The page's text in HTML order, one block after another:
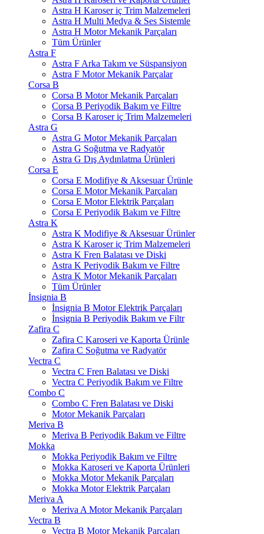
Astra H Karoser iç Trim Malzemeleri
Astra H Multi Medya & Ses Sistemle
Astra H Motor Mekanik Parçaları
Tüm Ürünler
Astra F
Astra F Arka Takım ve Süspansiyon
Astra F Motor Mekanik Parçalar
Corsa B
Corsa B Motor Mekanik Parçaları
Corsa B Periyodik Bakım ve Filtre
Corsa B Karoser iç Trim Malzemeleri
Astra G
Astra G Motor Mekanik Parçaları
Astra G Soğutma ve Radyatör
Astra G Dış Aydınlatma Ürünleri
Corsa E
Corsa E Modifiye & Aksesuar Ürünle
Corsa E Motor Mekanik Parçaları
Corsa E Motor Elektrik Parçaları
Corsa E Periyodik Bakım ve Filtre
Astra K
Astra K Modifiye & Aksesuar Ürünler
Astra K Karoser iç Trim Malzemeleri
Astra K Fren Balatası ve Diski
Astra K Periyodik Bakım ve Filtre
Astra K Motor Mekanik Parçaları
Tüm Ürünler
İnsignia B
İnsignia B Motor Elektrik Parçaları
İnsignia B Periyodik Bakım ve Filtr
Zafira C
Zafira C Karoseri ve Kaporta Ürünle
Zafira C Soğutma ve Radyatör
Vectra C
Vectra C Fren Balatası ve Diski
Vectra C Periyodik Bakım ve Filtre
Combo C
Combo C Fren Balatası ve Diski
Motor Mekanik Parçaları
Meriva B
Meriva B Periyodik Bakım ve Filtre
Mokka
Mokka Periyodik Bakım ve Filtre
Mokka Karoseri ve Kaporta Ürünleri
Mokka Motor Mekanik Parçaları
Mokka Motor Elektrik Parçaları
Meriva A
Meriva A Motor Mekanik Parçaları
Vectra B
Vectra B Motor Mekanik Parçaları